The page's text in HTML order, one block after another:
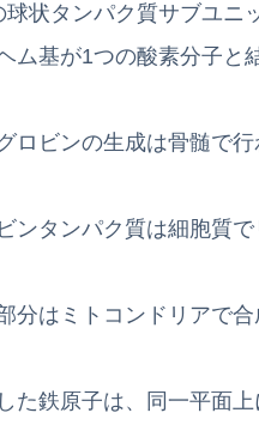
球状タンパク質サブユニ
ム基が1つの酸素分子と
ロビンの生成は骨髄で行
ンタンパク質は細胞質
分はミトコンドリアで合
た鉄原子は、同一平面